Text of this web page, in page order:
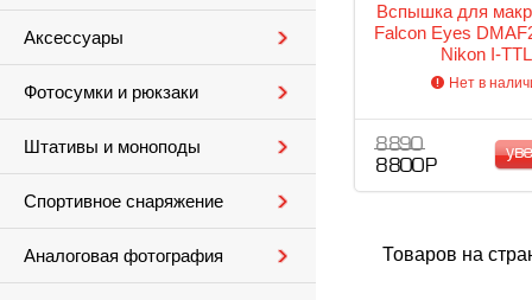
Аксессуары
Фотосумки и рюкзаки
Штативы и моноподы
Спортивное снаряжение
Аналоговая фотография
Вспышка для
Falcon Eyes
Nikon I-
Нет в
8 890
8 800 Р
Товаров на